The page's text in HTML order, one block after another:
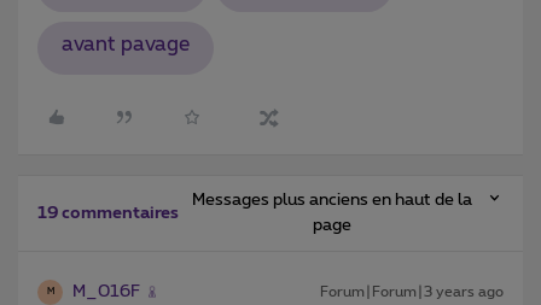
avant pavage
19 commentaires
Messages plus anciens en haut de la
page
M M_016F Forum|Forum|3 years ago